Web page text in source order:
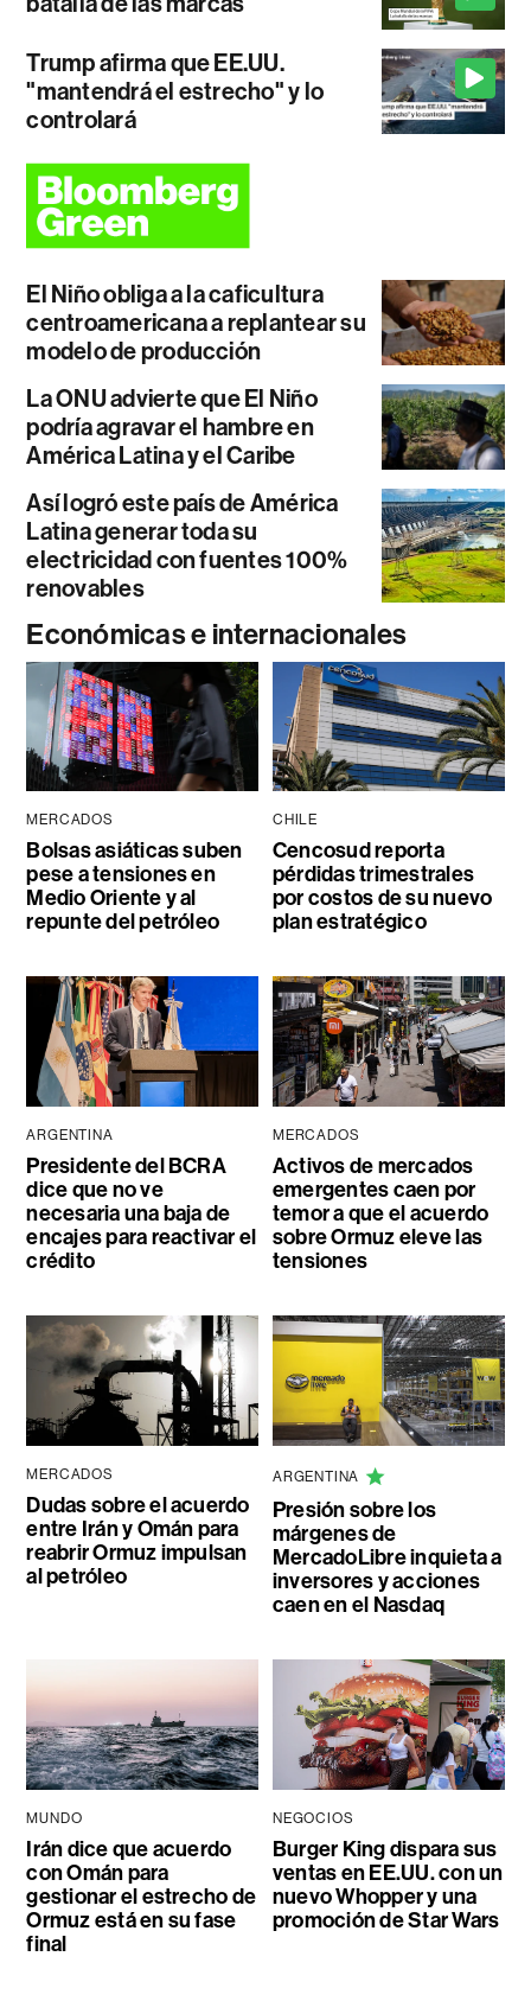
Trump afirma que EE.UU.
"mantendrá el estrecho" y lo
controlará
El Niño obliga a la caficultura
centroamericana a replantear su
modelo de producción
La ONU advierte que El Niño
podría agravar el hambre en
América Latina y el Caribe
Así logró este país de América
Latina generar toda su
electricidad con fuentes 100%
renovables
Económicas e internacionales
MERCADOS
Bolsas asiáticas suben
pese a tensiones en
Medio Oriente y al
repunte del petróleo
CHILE
Cencosud reporta
pérdidas trimestrales
por costos de su nuevo
plan estratégico
ARGENTINA
Presidente del BCRA
dice que no ve
necesaria una baja de
encajes para reactivar el
crédito
MERCADOS
Activos de mercados
emergentes caen por
temor a que el acuerdo
sobre Ormuz eleve las
tensiones
MERCADOS
Dudas sobre el acuerdo
entre Irán y Omán para
reabrir Ormuz impulsan
al petróleo
ARGENTINA
Presión sobre los
márgenes de
MercadoLibre inquieta a
inversores y acciones
caen en el Nasdaq
MUNDO
Irán dice que acuerdo
con Omán para
gestionar el estrecho de
Ormuz está en su fase
final
NEGOCIOS
Burger King dispara sus
ventas en EE.UU. con un
nuevo Whopper y una
promoción de Star Wars